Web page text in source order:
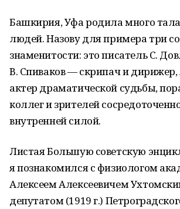
Башкирия, Уфа родила много
людей. Назову для примера три
знаменитости: это писатель С.
В. Спиваков — скрипач и
актер драматической судьбы,
коллег и зрителей
внутренней силой.
Листая Большую советскую
я познакомился с физиологом
Алексеем Алексеевичем
депутатом (1919 г.)